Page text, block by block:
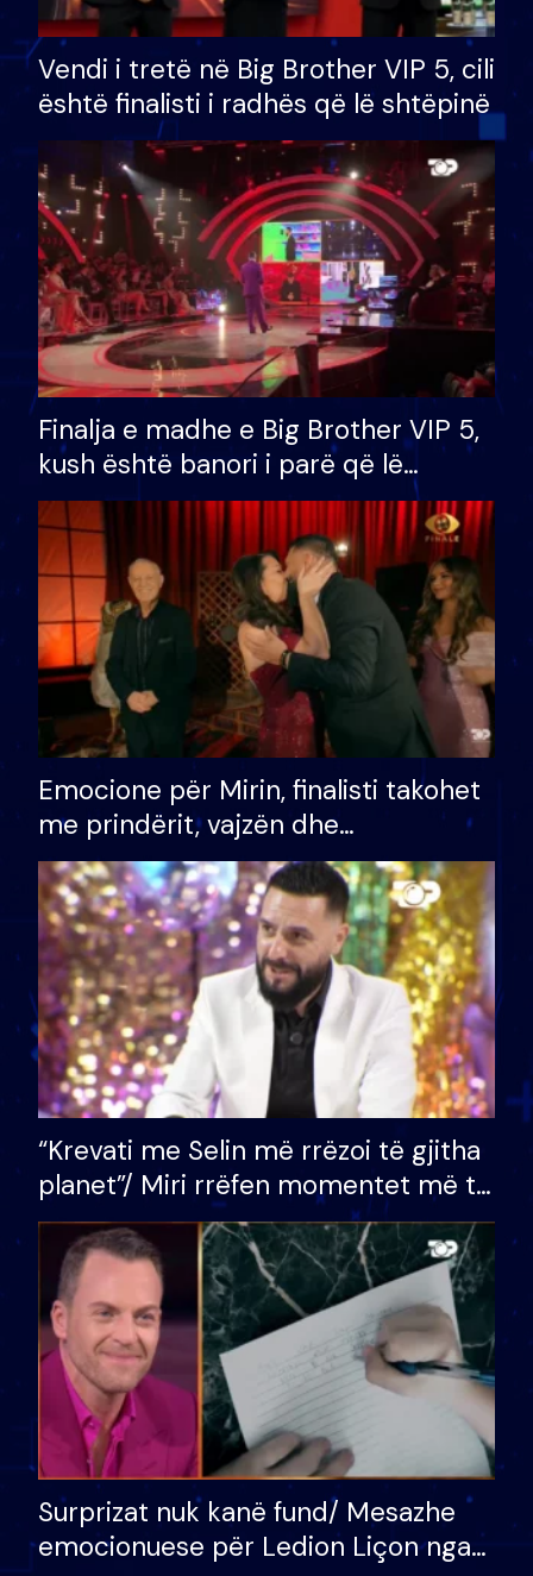
Vendi i tretë në Big Brother VIP 5, cili
është finalisti i radhës që lë shtëpinë
Finalja e madhe e Big Brother VIP 5,
kush është banori i parë që lë
shtëpinë dhe humb mundësinë për
të fituar çmimin e madh
Emocione për Mirin, finalisti takohet
me prindërit, vajzën dhe
bashkëshorten: S’kemi ndonjë letër
divorci apo jo?
“Krevati me Selin më rrëzoi të gjitha
planet”/ Miri rrëfen momentet më të
bukura në shtëpinë e BB VIP: Do më
mungojë zilja e mëngjesit kur…
Surprizat nuk kanë fund/ Mesazhe
emocionuese për Ledion Liçon nga